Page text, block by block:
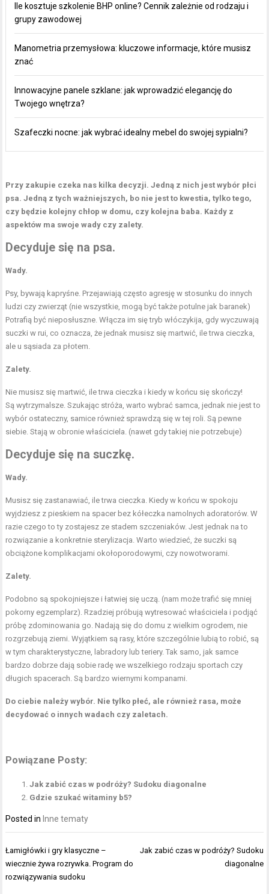
Ile kosztuje szkolenie BHP online? Cennik zależnie od rodzaju i
grupy zawodowej
Manometria przemysłowa: kluczowe informacje, które musisz
znać
Innowacyjne panele szklane: jak wprowadzić elegancję do
Twojego wnętrza?
Szafeczki nocne: jak wybrać idealny mebel do swojej sypialni?
Przy zakupie czeka nas kilka decyzji. Jedną z nich jest wybór płci
psa. Jedną z tych ważniejszych, bo nie jest to kwestia, tylko tego,
czy będzie kolejny chłop w domu, czy kolejna baba. Każdy z
aspektów ma swoje wady czy zalety.
Decyduje się na psa.
Wady.
Psy, bywają kapryśne. Przejawiają często agresję w stosunku do innych
ludzi czy zwierząt (nie wszystkie, mogą być także potulne jak baranek)
Potrafią być nieposłuszne. Włącza im się tryb włóczykija, gdy wyczuwają
suczki w rui, co oznacza, że jednak musisz się martwić, ile trwa cieczka
ale u sąsiada za płotem.
Zalety.
Nie musisz się martwić, ile trwa cieczka i kiedy w końcu się skończy!
Są wytrzymalsze. Szukając stróża, warto wybrać samca, jednak nie jest to
wybór ostateczny, samice również sprawdzą się w tej roli. Są pewne
siebie. Stają w obronie właściciela. (nawet gdy takiej nie potrzebuje)
Decyduje się na suczkę.
Wady.
Musisz się zastanawiać, ile trwa cieczka. Kiedy w końcu w spokoju
wyjdziesz z pieskiem na spacer bez kółeczka namolnych adoratorów. W
razie czego to ty zostajesz ze stadem szczeniaków. Jest jednak na to
rozwiązanie a konkretnie sterylizacja. Warto wiedzieć, że suczki są
obciążone komplikacjami okołoporodowymi, czy nowotworami.
Zalety.
Podobno są spokojniejsze i łatwiej się uczą. (nam może trafić się mniej
pokorny egzemplarz). Rzadziej próbują wytresować właściciela i podjąć
próbę zdominowania go. Nadają się do domu z wielkim ogrodem, nie
rozgrzebują ziemi. Wyjątkiem są rasy, które szczególnie lubią to robić, są
w tym charakterystyczne, labradory lub teriery. Tak samo, jak samce
bardzo dobrze dają sobie radę we wszelkiego rodzaju sportach czy
długich spacerach. Są bardzo wiernymi kompanami.
Do ciebie należy wybór. Nie tylko płeć, ale również rasa, może
decydować o innych wadach czy zaletach.
Powiązane Posty:
Jak zabić czas w podróży? Sudoku diagonalne
Gdzie szukać witaminy b5?
Posted inInne tematy
Nawigacja
wpisu
Łamigłówki i gry klasyczne –
wiecznie żywa rozrywka. Program do
rozwiązywania sudoku
Jak zabić czas w podróży? Sudoku
diagonalne